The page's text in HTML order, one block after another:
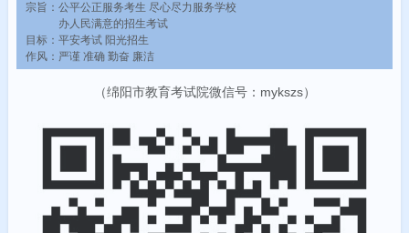
宗旨：公平公正服务考生 尽心尽力服务学校
办人民满意的招生考试
目标：平安考试 阳光招生
作风：严谨 准确 勤奋 廉洁
（绵阳市教育考试院微信号：mykszs）